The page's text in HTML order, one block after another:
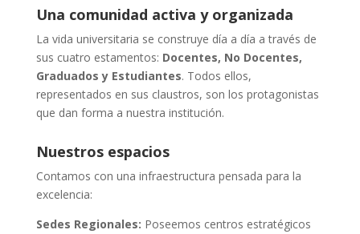
Una comunidad activa y organizada
La vida universitaria se construye día a día a través de
sus cuatro estamentos: Docentes, No Docentes,
Graduados y Estudiantes. Todos ellos,
representados en sus claustros, son los protagonistas
que dan forma a nuestra institución.
Nuestros espacios
Contamos con una infraestructura pensada para la
excelencia:
Sedes Regionales: Poseemos centros estratégicos